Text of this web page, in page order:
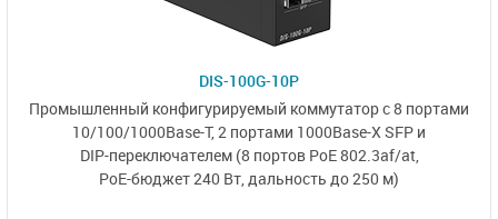
DIS-100G-10P
Промышленный конфигурируемый коммутаторс 8 портами
10/100/1000Base-T,2 портами 1000Base-X SFP и
DIP-переключателем (8 портов PoE 802.3af/at,
PoE-бюджет 240 Вт,дальность до 250 м)